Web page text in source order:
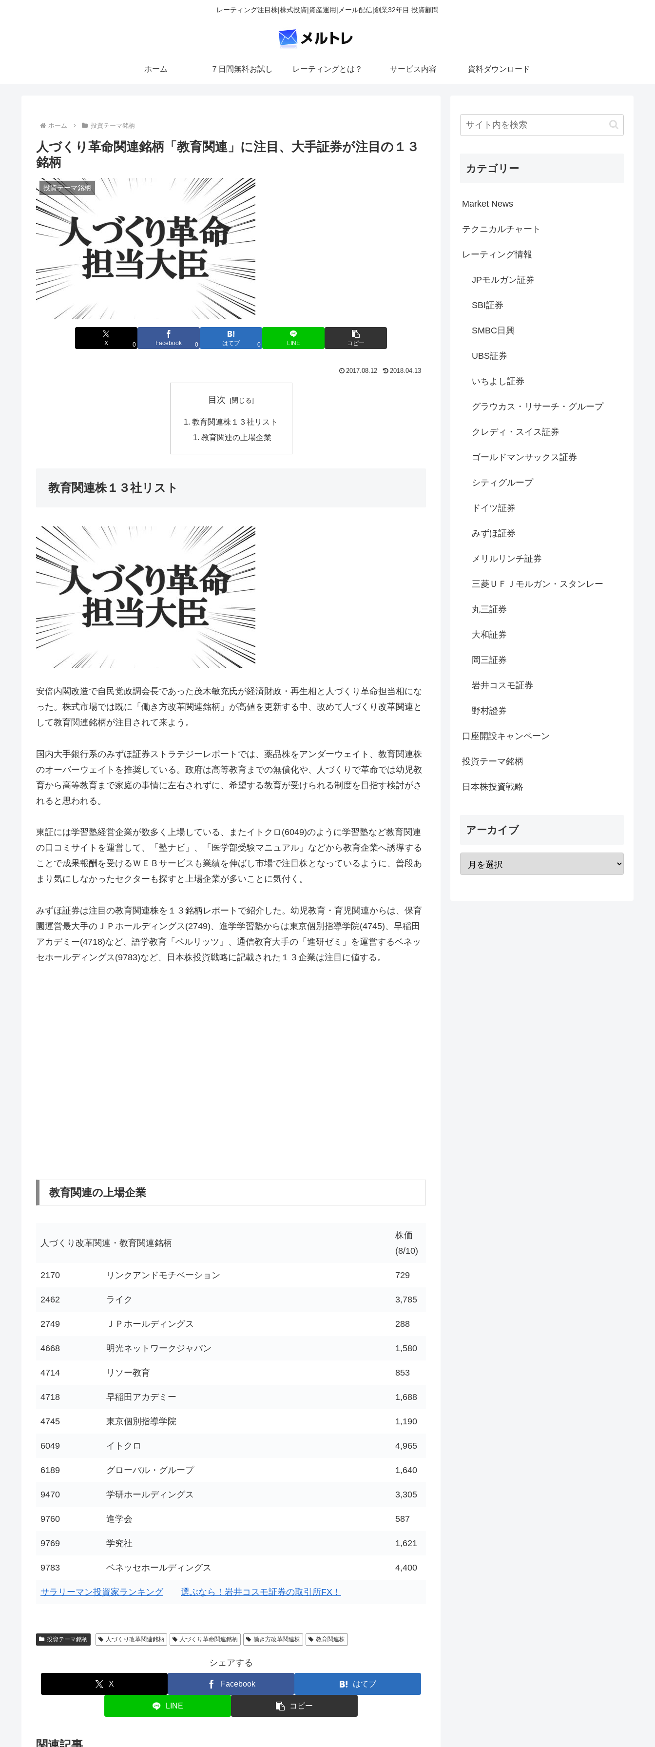
レーティング注目株|株式投資|資産運用|メール配信|創業32年目 投資顧問
ホーム ７日間無料お試し レーティングとは？ サービス内容 資料ダウンロード
ホーム 投資テーマ銘柄
人づくり革命関連銘柄「教育関連」に注目、大手証券が注目の１３
銘柄
投資テーマ銘柄
X 0 Facebook 0 はてブ 0 LINE コピー
2017.08.12 2018.04.13
目次
教育関連株１３社リスト
教育関連の上場企業
教育関連株１３社リスト
安倍内閣改造で自民党政調会長であった茂木敏充氏が経済財政・再生相と人づくり革命担当相にな
った。株式市場では既に「働き方改革関連銘柄」が高値を更新する中、改めて人づくり改革関連と
して教育関連銘柄が注目されて来よう。
国内大手銀行系のみずほ証券ストラテジーレポートでは、薬品株をアンダーウェイト、教育関連株
のオーバーウェイトを推奨している。政府は高等教育までの無償化や、人づくりで革命では幼児教
育から高等教育まで家庭の事情に左右されずに、希望する教育が受けられる制度を目指す検討がさ
れると思われる。
東証には学習塾経営企業が数多く上場している、またイトクロ(6049)のように学習塾など教育関連
の口コミサイトを運営して、「塾ナビ」、「医学部受験マニュアル」などから教育企業へ誘導する
ことで成果報酬を受けるＷＥＢサービスも業績を伸ばし市場で注目株となっているように、普段あ
まり気にしなかったセクターも探すと上場企業が多いことに気付く。
みずほ証券は注目の教育関連株を１３銘柄レポートで紹介した。幼児教育・育児関連からは、保育
園運営最大手のＪＰホールディングス(2749)、進学学習塾からは東京個別指導学院(4745)、早稲田
アカデミー(4718)など、語学教育「ベルリッツ」、通信教育大手の「進研ゼミ」を運営するベネッ
セホールディングス(9783)など、日本株投資戦略に記載された１３企業は注目に値する。
教育関連の上場企業
人づくり改革関連・教育関連銘柄
株価
(8/10)
2170 リンクアンドモチベーション 729
2462 ライク 3,785
2749 ＪＰホールディングス 288
4668 明光ネットワークジャパン 1,580
4714 リソー教育 853
4718 早稲田アカデミー 1,688
4745 東京個別指導学院 1,190
6049 イトクロ 4,965
6189 グローバル・グループ 1,640
9470 学研ホールディングス 3,305
9760 進学会 587
9769 学究社 1,621
9783 ベネッセホールディングス 4,400
サラリーマン投資家ランキング 選ぶなら！岩井コスモ証券の取引所FX！
投資テーマ銘柄 人づくり改革関連銘柄 人づくり革命関連銘柄 働き方改革関連株 教育関連株
シェアする
X Facebook はてブ
LINE コピー
カテゴリー
Market News
テクニカルチャート
レーティング情報
JPモルガン証券
SBI証券
SMBC日興
UBS証券
いちよし証券
グラウカス・リサーチ・グループ
クレディ・スイス証券
ゴールドマンサックス証券
シティグループ
ドイツ証券
みずほ証券
メリルリンチ証券
三菱ＵＦＪモルガン・スタンレー
丸三証券
大和証券
岡三証券
岩井コスモ証券
野村證券
口座開設キャンペーン
投資テーマ銘柄
日本株投資戦略
アーカイブ